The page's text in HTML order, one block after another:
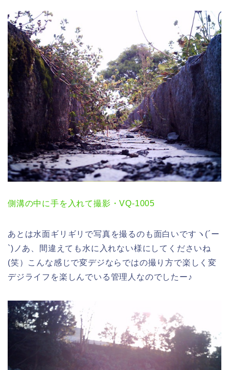
側溝の中に手を入れて撮影・VQ-1005
あとは水面ギリギリで写真を撮るのも面白いですヽ(´ー
`)ノあ、間違えても水に入れない様にしてくださいね
(笑）こんな感じで変デジならではの撮り方で楽しく変
デジライフを楽しんでいる管理人なのでしたー♪